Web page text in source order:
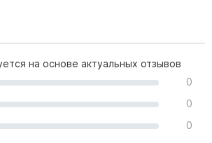
"Ангел" литиевые
Барельефы
на основе актуальных отзывов
0
0
0